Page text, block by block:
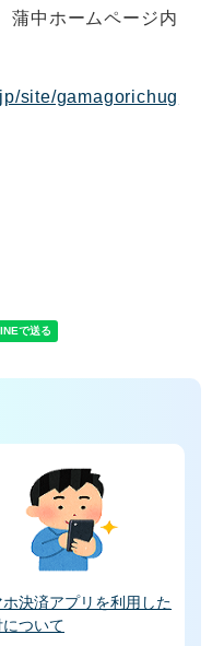
蒲中ホームページ内
site/gamagorichug
ホ決済アプリを利用した
ついて